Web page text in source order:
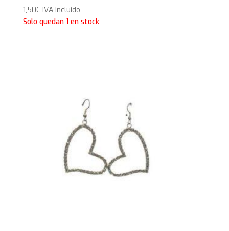
1,50€ IVA Incluido
Solo quedan 1 en stock